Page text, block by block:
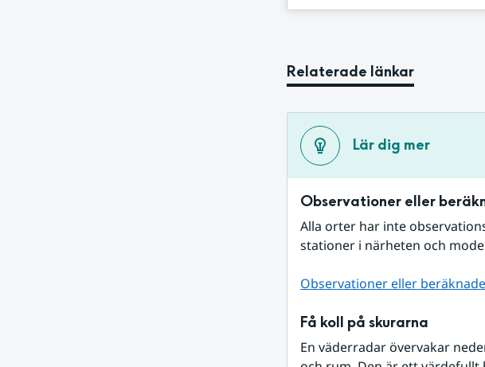
Relaterade länkar
Lär dig mer
Observationer eller
Alla orter har inte
stationer i närheten och
Observationer eller
Få koll på skurarna
En väderradar övervakar